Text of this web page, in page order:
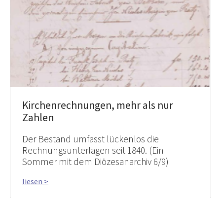
Kirchenrechnungen, mehr als nur
Zahlen
Der Bestand umfasst lückenlos die
Rechnungsunterlagen seit 1840. (Ein
Sommer mit dem Diözesanarchiv 6/9)
liesen >